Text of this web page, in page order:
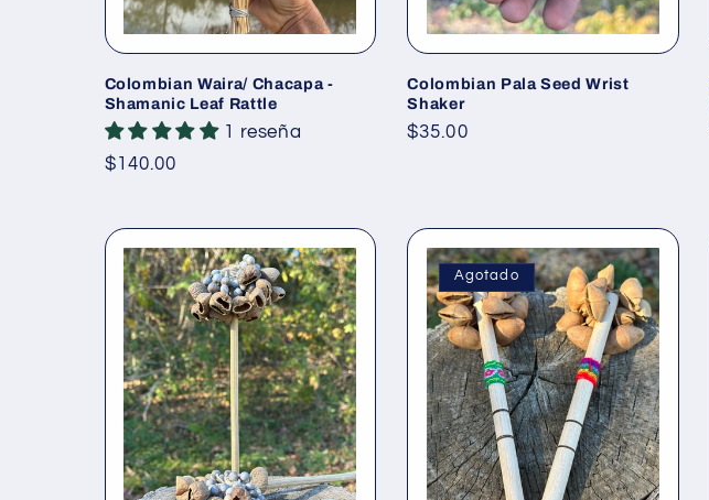
Colombian Waira/ Chacapa -
Shamanic Leaf Rattle
1 reseña
Precio
$140.00
Colombian Pala Seed Wrist
Shaker
Precio
$35.00
Agotado